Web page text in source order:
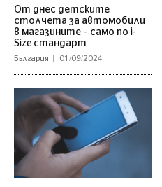
От днес детските
столчета за автомобили
в магазините – само по i-
Size стандарт
България 01/09/2024